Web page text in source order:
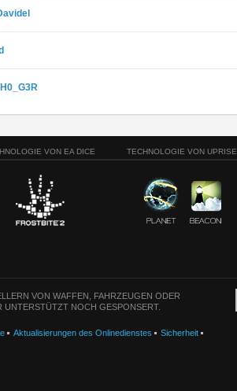
VON EA DICE TECHNOLOGIE VON UPRISE
VON WAFFEN, FAHRZEUGEN ODER
NOCH GESPONSERT.
Aktualisierungen des Onlinedienstes
Sicherheit